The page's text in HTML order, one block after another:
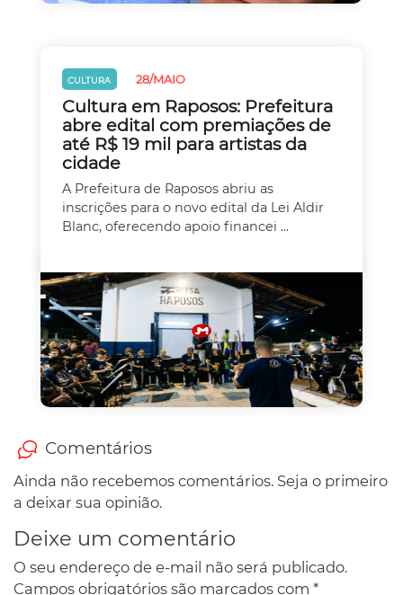
CULTURA 28/MAIO
Cultura em Raposos: Prefeitura
abre edital com premiações de
até R$ 19 mil para artistas da
cidade
A Prefeitura de Raposos abriu as
inscrições para o novo edital da Lei Aldir
Blanc, oferecendo apoio financei ...
Comentários
Ainda não recebemos comentários. Seja o primeiro
a deixar sua opinião.
Deixe um comentário
O seu endereço de e-mail não será publicado.
Campos obrigatórios são marcados com *